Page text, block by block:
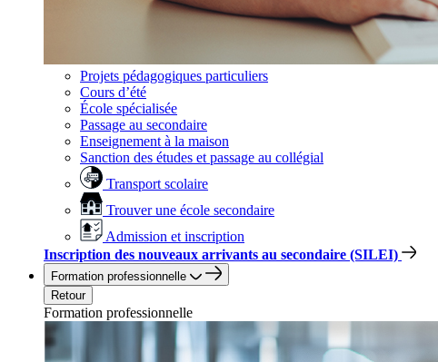
Projets pédagogiques particuliers
Cours d’été
École spécialisée
Passage au secondaire
Enseignement à la maison
Sanction des études et passage au collégial
Transport scolaire
Trouver une école secondaire
Admission et inscription
Inscription des nouveaux arrivants au secondaire (SILEI)
Formation professionnelle
Retour
Formation professionnelle